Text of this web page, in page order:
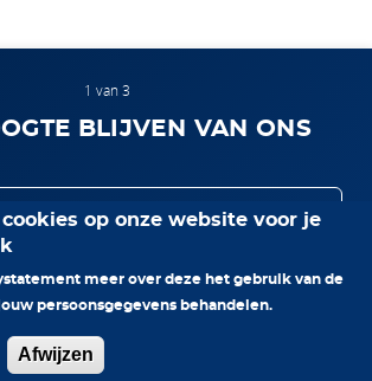
1 van 3
BLIJVEN VAN ONS
Volgende pagina >
Family7. Alle rechten voorbehouden.
op onze website voor je
meer over deze het gebruik van de
persoonsgegevens behandelen.
Afwijzen